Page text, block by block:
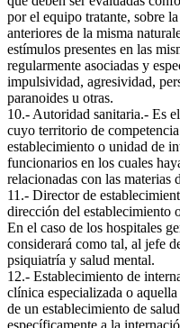
por el equipo tratante, sobre
anteriores de la misma
estímulos presentes en las
regularmente asociadas y
impulsividad, agresividad,
paranoides u otras.
10.- Autoridad sanitaria.- Es
cuyo territorio de
establecimiento o unidad de
funcionarios en los cuales
relacionadas con las materias
11.- Director de
dirección del establecimiento
En el caso de los hospitales
considerará como tal, al jefe
psiquiatría y salud mental.
12.- Establecimiento de
clínica especializada o
de un establecimiento de
específicamente a la